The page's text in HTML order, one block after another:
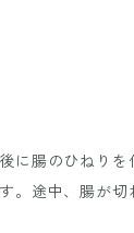
に腸のひねりを
。途中、腸が